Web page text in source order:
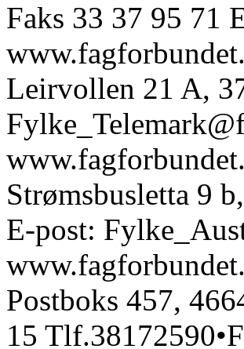
Faks 33 37 95 71
Leirvollen 21 A,
Strømsbusletta 9
E-post:
Postboks 457,
15